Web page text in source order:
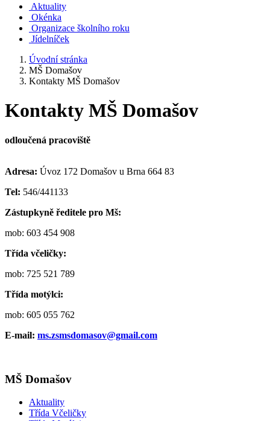
Aktuality
Okénka
Organizace školního roku
Jídelníček
Úvodní stránka
MŠ Domašov
Kontakty MŠ Domašov
Kontakty MŠ Domašov
odloučená pracoviště
Adresa: Úvoz 172 Domašov u Brna 664 83
Tel: 546/441133
Zástupkyně ředitele pro Mš:
mob: 603 454 908
Třída včeličky:
mob: 725 521 789
Třída motýlci:
mob: 605 055 762
E-mail: ms.zsmsdomasov@gmail.com
MŠ Domašov
Aktuality
Třída Včeličky